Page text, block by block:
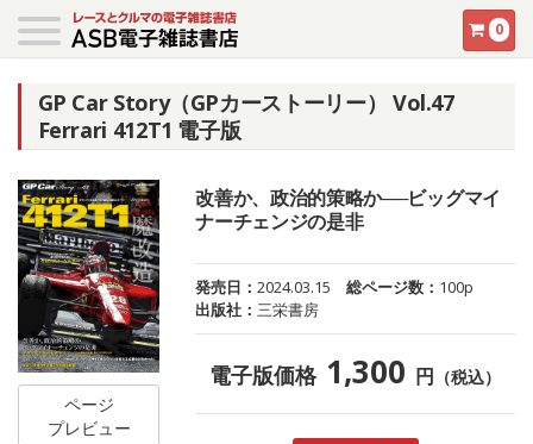
0
GP Car Story（GPカーストーリー） Vol.47
Ferrari 412T1 電子版
ページ
プレビュー
改善か、政治的策略か──ビッグマイ
ナーチェンジの是非
発売日：2024.03.15 総ページ数： 100p
出版社：三栄書房
電子版価格 1,300 円 （税込）